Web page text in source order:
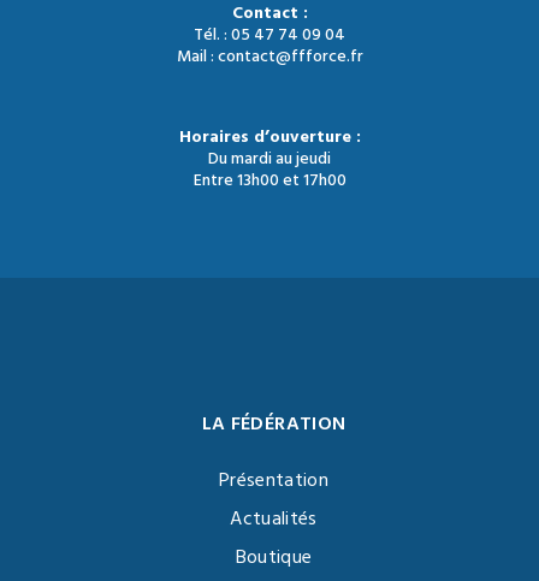
Contact :
Tél. : 05 47 74 09 04
Mail : contact@ffforce.fr
Horaires d’ouverture :
Du mardi au jeudi
Entre 13h00 et 17h00
LA FÉDÉRATION
Présentation
Actualités
Boutique